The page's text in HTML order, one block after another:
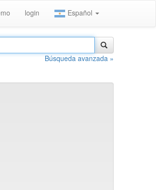
login Español
Búsqueda avanzada »